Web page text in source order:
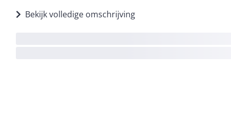
Bekijk volledige omschrijving